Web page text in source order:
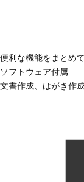
便利な機能をまとめて
ソフトウェア付属
文書作成、はがき作